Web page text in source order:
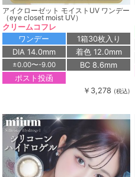
アイクローゼット モイストUV ワンデー
（eye closet moist UV）
クリームコフレ
ワンデー
1箱30枚入り
DIA 14.0mm
着色 12.0mm
±0.00〜-9.00
BC 8.6mm
ポスト投函
￥3,278 (税込)